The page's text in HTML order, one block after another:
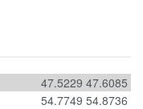
47.6085
47.5229
54.8736
54.7749